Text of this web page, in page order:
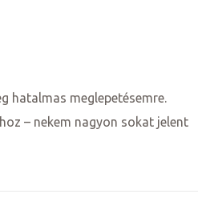
hatalmas meglepetésemre.
– nekem nagyon sokat jelent